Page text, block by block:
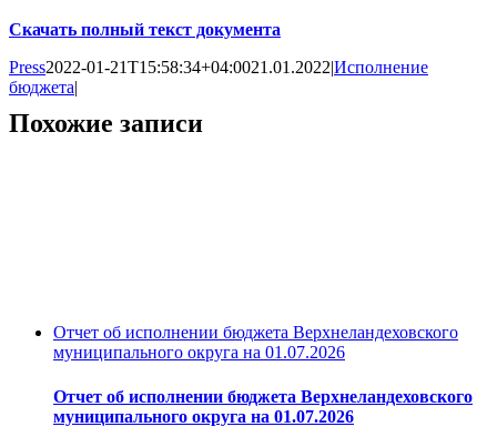
Скачать полный текст документа
Press2022-01-21T15:58:34+04:0021.01.2022|Исполнение
бюджета|
Похожие записи
Отчет об исполнении бюджета Верхнеландеховского
муниципального округа на 01.07.2026
Отчет об исполнении бюджета Верхнеландеховского
муниципального округа на 01.07.2026